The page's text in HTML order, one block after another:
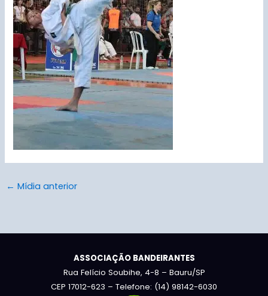
← Mídia anterior
ASSOCIAÇÃO BANDEIRANTES
Rua Felício Soubihe, 4-8 – Bauru/SP
CEP 17012-623 – Telefone: (14) 98142-6030